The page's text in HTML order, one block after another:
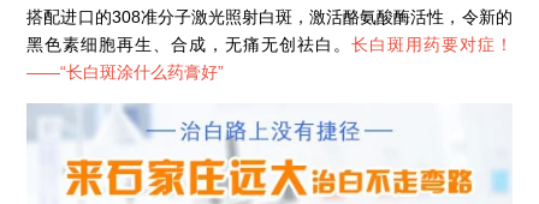
搭配进口的308准分子激光照射白斑，激活酪氨酸酶活性，令新的
黑色素细胞再生、合成，无痛无创祛白。 长白斑用药要对症！
——“长白斑涂什么药膏好”